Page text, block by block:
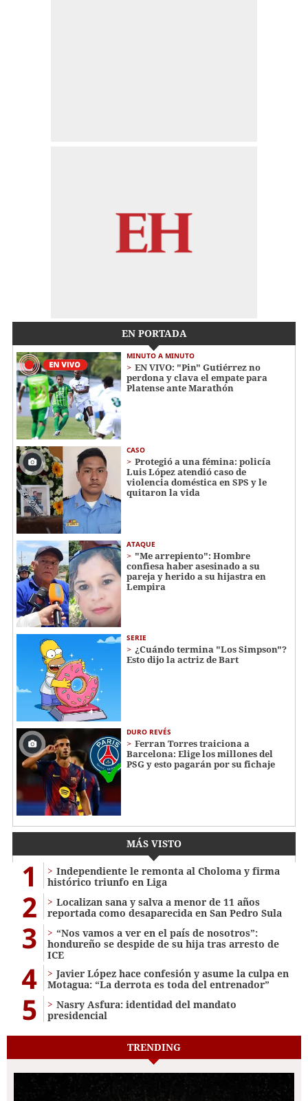
EN PORTADA
MINUTO A MINUTO
EN VIVO: "Pin" Gutiérrez no
perdona y clava el empate para
Platense ante Marathón
CASO
Protegió a una fémina: policía
Luis López atendió caso de
violencia doméstica en SPS y le
quitaron la vida
ATAQUE
"Me arrepiento": Hombre
confiesa haber asesinado a su
pareja y herido a su hijastra en
Lempira
SERIE
¿Cuándo termina "Los Simpson"?
Esto dijo la actriz de Bart
DURO REVÉS
Ferran Torres traiciona a
Barcelona: Elige los millones del
PSG y esto pagarán por su fichaje
MÁS VISTO
1
Independiente le remonta al Choloma y firma
histórico triunfo en Liga
2
Localizan sana y salva a menor de 11 años
reportada como desaparecida en San Pedro Sula
3
“Nos vamos a ver en el país de nosotros”:
hondureño se despide de su hija tras arresto de
ICE
4
Javier López hace confesión y asume la culpa en
Motagua: “La derrota es toda del entrenador”
5
Nasry Asfura: identidad del mandato
presidencial
TRENDING